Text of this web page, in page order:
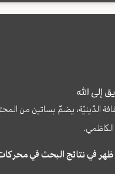
إلى الله
الدّينيّة، يضمّ بساتين من